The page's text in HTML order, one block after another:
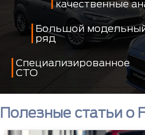
качественные
Большой
ряд
Специализированное
СТО
Полезные статьи о